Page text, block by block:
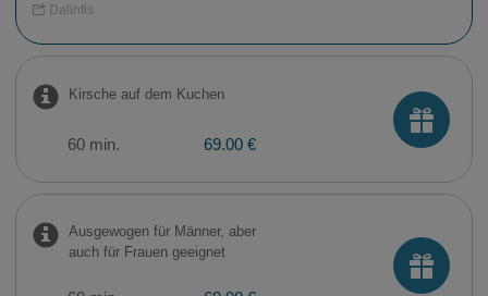
Dalintis
Kirsche auf dem Kuchen
60 min. 69.00 €
Ausgewogen für Männer, aber
auch für Frauen geeignet